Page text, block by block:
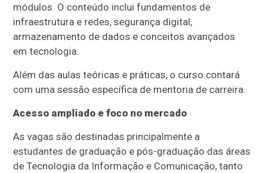
módulos. O conteúdo inclui fundamentos de
infraestrutura e redes, segurança digital,
armazenamento de dados e conceitos avançados
em tecnologia.
Além das aulas teóricas e práticas, o curso contará
com uma sessão específica de mentoria de carreira.
Acesso ampliado e foco no mercado
As vagas são destinadas principalmente a
estudantes de graduação e pós-graduação das áreas
de Tecnologia da Informação e Comunicação, tanto